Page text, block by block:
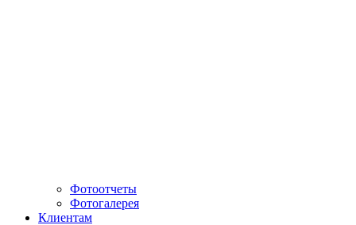
Фотоотчеты
Фотогалерея
Клиентам